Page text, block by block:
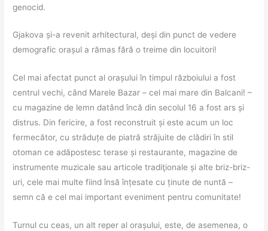
genocid.
Gjakova și-a revenit arhitectural, deși din punct de vedere
demografic orașul a rămas fără o treime din locuitori!
Cel mai afectat punct al orașului în timpul războiului a fost
centrul vechi, când Marele Bazar – cel mai mare din Balcani! –
cu magazine de lemn datând încă din secolul 16 a fost ars și
distrus. Din fericire, a fost reconstruit și este acum un loc
fermecător, cu străduțe de piatră străjuite de clădiri în stil
otoman ce adăpostesc terase și restaurante, magazine de
instrumente muzicale sau articole tradiţionale și alte briz-briz-
uri, cele mai multe fiind însă înțesate cu ținute de nuntă –
semn că e cel mai important eveniment pentru comunitate!
Turnul cu ceas, un alt reper al orașului, este, de asemenea, o